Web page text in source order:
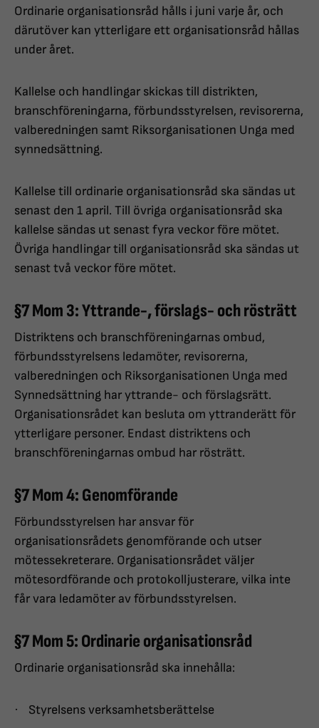
Ordinarie organisationsråd hålls i juni varje år, och
därutöver kan ytterligare ett organisationsråd hållas
under året.
Kallelse och handlingar skickas till distrikten,
branschföreningarna, förbundsstyrelsen, revisorerna,
valberedningen samt Riksorganisationen Unga med
synnedsättning.
Kallelse till ordinarie organisationsråd ska sändas ut
senast den 1 april. Till övriga organisationsråd ska
kallelse sändas ut senast fyra veckor före mötet.
Övriga handlingar till organisationsråd ska sändas ut
senast två veckor före mötet.
§7 Mom 3: Yttrande-, förslags- och rösträtt
Distriktens och branschföreningarnas ombud,
förbundsstyrelsens ledamöter, revisorerna,
valberedningen och Riksorganisationen Unga med
Synnedsättning har yttrande- och förslagsrätt.
Organisationsrådet kan besluta om yttranderätt för
ytterligare personer. Endast distriktens och
branschföreningarnas ombud har rösträtt.
§7 Mom 4: Genomförande
Förbundsstyrelsen har ansvar för
organisationsrådets genomförande och utser
mötessekreterare. Organisationsrådet väljer
mötesordförande och protokolljusterare, vilka inte
får vara ledamöter av förbundsstyrelsen.
§7 Mom 5: Ordinarie organisationsråd
Ordinarie organisationsråd ska innehålla:
· Styrelsens verksamhetsberättelse